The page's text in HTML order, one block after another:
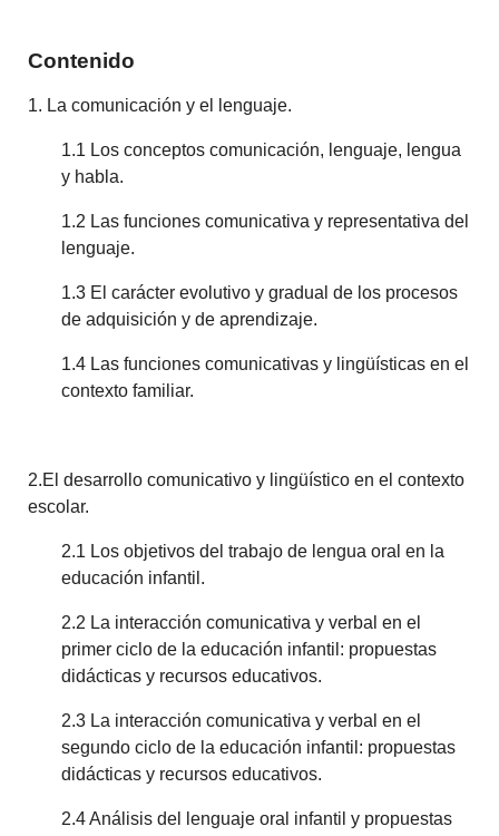
Contenido
1. La comunicación y el lenguaje.
1.1 Los conceptos comunicación, lenguaje, lengua
y habla.
1.2 Las funciones comunicativa y representativa del
lenguaje.
1.3 El carácter evolutivo y gradual de los procesos
de adquisición y de aprendizaje.
1.4 Las funciones comunicativas y lingüísticas en el
contexto familiar.
2.El desarrollo comunicativo y lingüístico en el contexto
escolar.
2.1 Los objetivos del trabajo de lengua oral en la
educación infantil.
2.2 La interacción comunicativa y verbal en el
primer ciclo de la educación infantil: propuestas
didácticas y recursos educativos.
2.3 La interacción comunicativa y verbal en el
segundo ciclo de la educación infantil: propuestas
didácticas y recursos educativos.
2.4 Análisis del lenguaje oral infantil y propuestas